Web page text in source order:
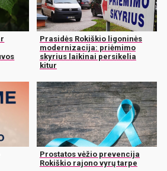
Prasidės Rokiškio ligoninės
modernizacija: priėmimo
skyrius laikinai persikelia
kitur
Prostatos vėžio prevencija
Rokiškio rajono vyrų tarpe